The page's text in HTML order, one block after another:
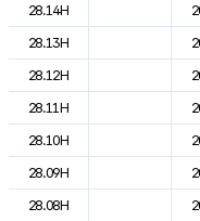
28.14H
28.13H
28.12H
28.11H
28.10H
28.09H
28.08H